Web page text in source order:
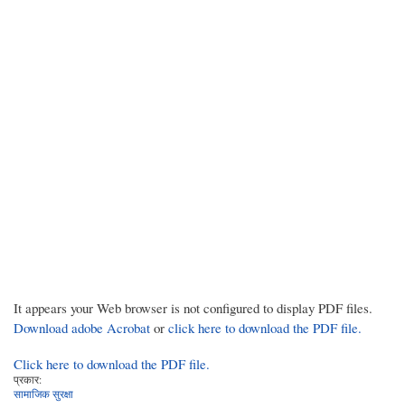
It appears your Web browser is not configured to display PDF files.
Download adobe Acrobat or click here to download the PDF file.
Click here to download the PDF file.
प्रकार:
सामाजिक सुरक्षा